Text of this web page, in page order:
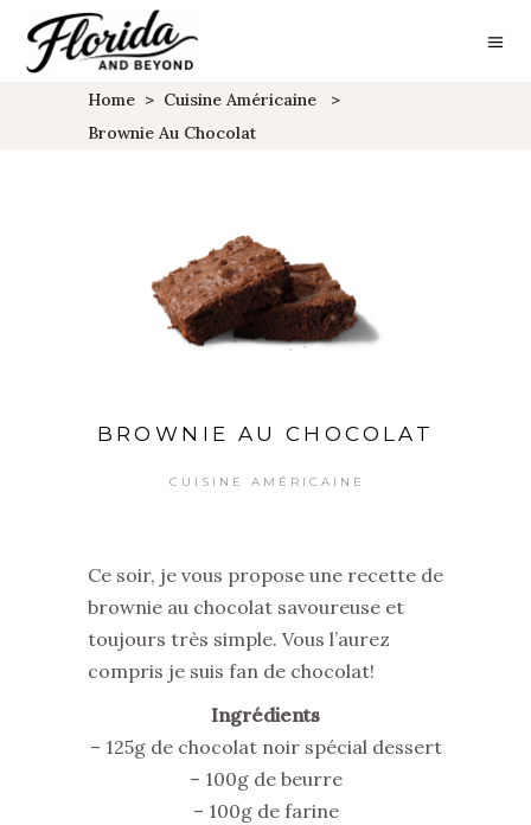
Home > Cuisine Américaine
>
Brownie Au Chocolat
BROWNIE AU CHOCOLAT
CUISINE AMÉRICAINE
Ce soir, je vous propose une recette de
brownie au chocolat savoureuse et
toujours très simple. Vous l’aurez
compris je suis fan de chocolat!
Ingrédients
– 125g de chocolat noir spécial dessert
– 100g de beurre
– 100g de farine